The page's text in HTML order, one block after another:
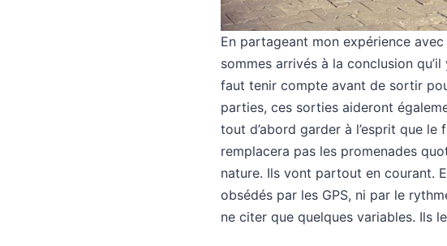
En partageant mon expérience
sommes arrivés à la conclusion
faut tenir compte avant de sortir
parties, ces sorties aideront
tout d’abord garder à l’esprit que
remplacera pas les promenades
nature. Ils vont partout en courant.
obsédés par les GPS, ni par le
ne citer que quelques variables. Ils